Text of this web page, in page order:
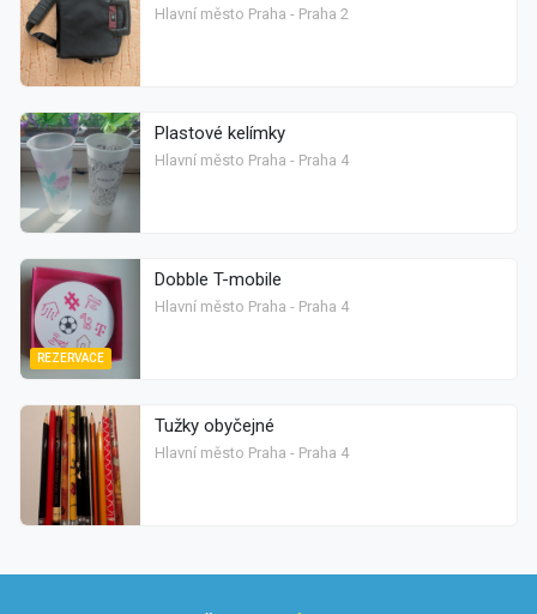
Hlavní město Praha - Praha 2
Plastové kelímky
Hlavní město Praha - Praha 4
REZERVACE
Dobble T-mobile
Hlavní město Praha - Praha 4
Tužky obyčejné
Hlavní město Praha - Praha 4